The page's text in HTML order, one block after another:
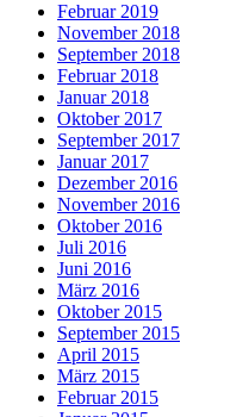
Februar 2019
November 2018
September 2018
Februar 2018
Januar 2018
Oktober 2017
September 2017
Januar 2017
Dezember 2016
November 2016
Oktober 2016
Juli 2016
Juni 2016
März 2016
Oktober 2015
September 2015
April 2015
März 2015
Februar 2015